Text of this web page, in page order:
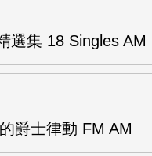
選集 18 Singles AM
爵士律動 FM AM